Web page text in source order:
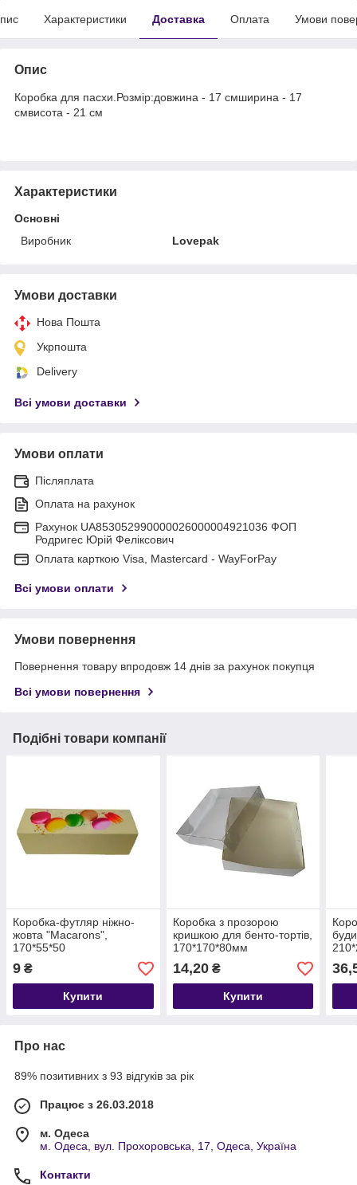
Характеристики Доставка Оплата Умови
Опис
Коробка для пасхи.Розмір:довжина - 17 смширина - 17
смвисота - 21 см
Характеристики
Основні
Виробник
Lovepak
Умови доставки
Нова Пошта
Укрпошта
Delivery
Всі умови доставки
Умови оплати
Післяплата
Оплата на рахунок
Рахунок UA853052990000026000004921036 ФОП
Родригес Юрій Феліксович
Оплата карткою Visa, Mastercard - WayForPay
Всі умови оплати
Умови повернення
Повернення товару впродовж 14 днів за рахунок покупця
Всі умови повернення
Подібні товари компанії
Коробка-футляр ніжно-
жовта "Macarons",
170*55*50
9 ₴
Купити
Коробка з прозорою
кришкою для бенто-тортів,
170*170*80мм
14,20₴
Купити
Про нас
89% позитивних з 93 відгуків за рік
Працює з 26.03.2018
м. Одеса
м. Одеса, вул. Прохоровська, 17, Одеса, Україна
Контакти